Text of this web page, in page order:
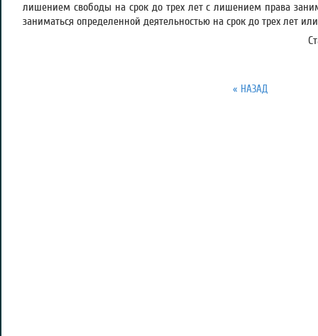
лишением свободы на срок до трех лет с лишением права
заниматься определенной деятельностью на срок до трех лет
« НАЗАД